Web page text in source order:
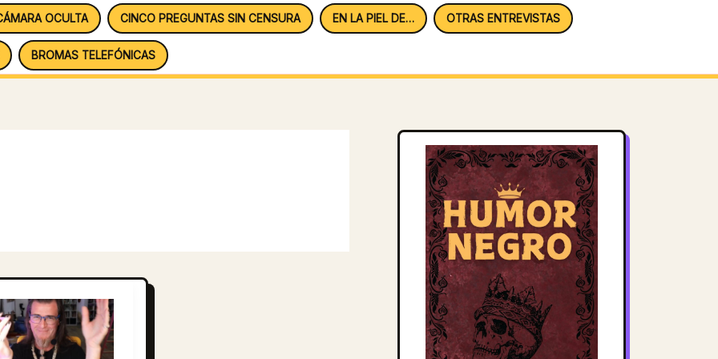
OCULTA CINCO PREGUNTAS SIN CENSURA EN LA PIEL DE… OTRAS ENTREVISTAS
BROMAS TELEFÓNICAS